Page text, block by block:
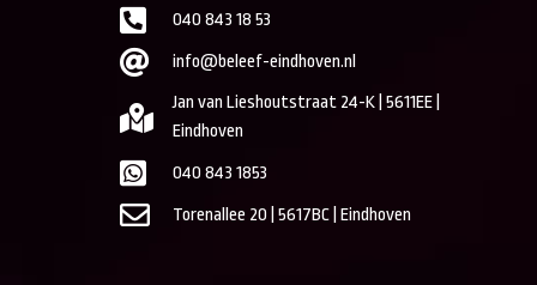
040 843 18 53
info@beleef-eindhoven.nl
Jan van Lieshoutstraat 24-K | 5611EE |
Eindhoven
040 843 1853
Torenallee 20 | 5617BC | Eindhoven